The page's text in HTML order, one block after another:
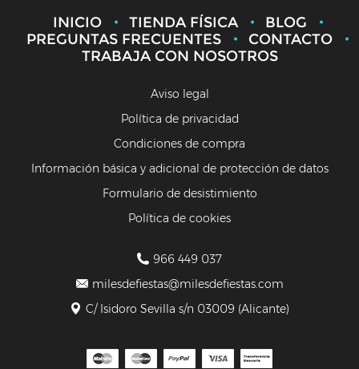
INICIO TIENDA FÍSICA
BLOG
PREGUNTAS FRECUENTES
CONTACTO
TRABAJA CON NOSOTROS
Aviso legal
Política de privacidad
Condiciones de compra
Información básica y adicional de protección de datos
Formulario de desistimiento
Política de cookies
966 449 037
milesdefiestas@milesdefiestas.com
C/ Isidoro Sevilla s/n 03009 (Alicante)